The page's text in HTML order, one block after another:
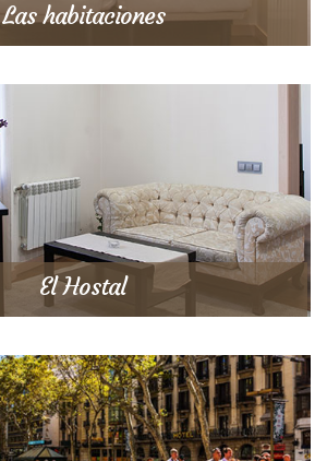
Las habitaciones
El Hostal